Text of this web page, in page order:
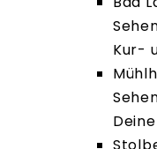
Kur-